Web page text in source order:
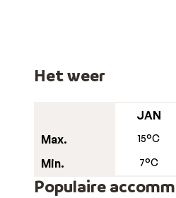
Het weer
Max.
Min.
JAN
15°C
7°C
Populaire